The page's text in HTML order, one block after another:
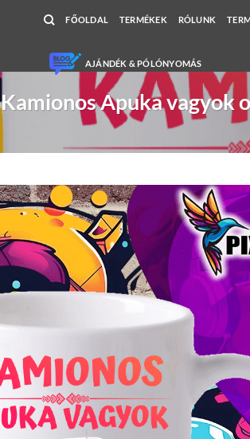
FŐOLDAL TERMÉKEK RÓLUNK
AJÁNDÉK & PÓLÓNYOMÁS
Kamionos Apuka vagyok